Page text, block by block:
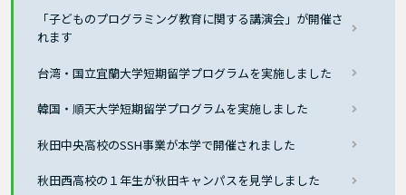
「子どものプログラミング教育に関する講演会」が開催さ
れます
台湾・国立宜蘭大学短期留学プログラムを実施しました
韓国・順天大学短期留学プログラムを実施しました
秋田中央高校のSSH事業が本学で開催されました
秋田西高校の１年生が秋田キャンパスを見学しました